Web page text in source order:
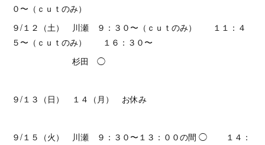
０〜（ｃｕｔのみ）
９/１２（土） 川瀬 ９：３０〜（ｃｕｔのみ） １１：４
５〜（ｃｕｔのみ） １６：３０〜
杉田 ◯
９/１３（日） １４（月） お休み
９/１５（火） 川瀬 ９：３０〜１３：００の間 ◯ １４：